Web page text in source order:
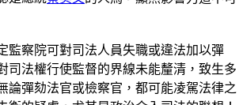
監察院可對司法人員失職或違法加以彈
司法權行使監督的界線未能釐清，致生多
論彈劾法官或檢察官，都可能凌駕法律之